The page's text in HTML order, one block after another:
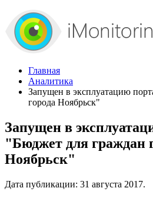
Главная
Аналитика
Запущен в эксплуатацию
города Ноябрьск"
Запущен в
"Бюджет для граждан
Ноябрьск"
Дата публикации: 31 августа 2017.